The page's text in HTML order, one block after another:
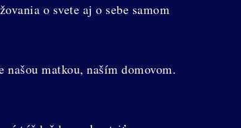
o svete aj o sebe samom
matkou, naším domovom.